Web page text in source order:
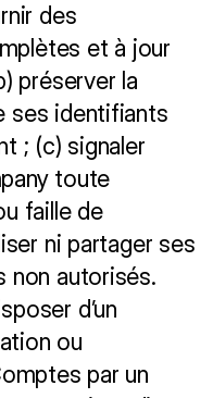
des
et à jour
préserver la
ses identifiants
; (c) signaler
toute
faille de
ni partager ses
non autorisés.
d’un
ou
par un